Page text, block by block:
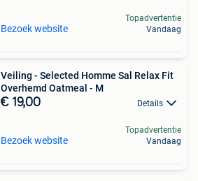
Bezoek website
Topadvertentie
Vandaag
Veiling - Selected Homme Sal Relax Fit
Overhemd Oatmeal - M
€ 19,00 Details
Bezoek website
Topadvertentie
Vandaag